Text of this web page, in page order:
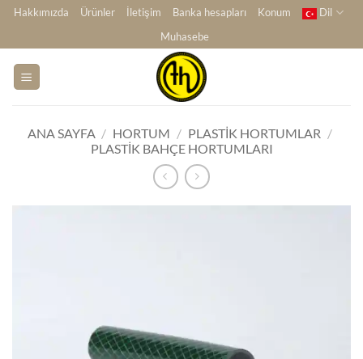
İçeriğe
Hakkımızda Ürünler İletişim Banka hesapları Konum
Dil
Muhasebe
ANA SAYFA / HORTUM / PLASTIK HORTUMLAR /
PLASTIK BAHÇE HORTUMLARI